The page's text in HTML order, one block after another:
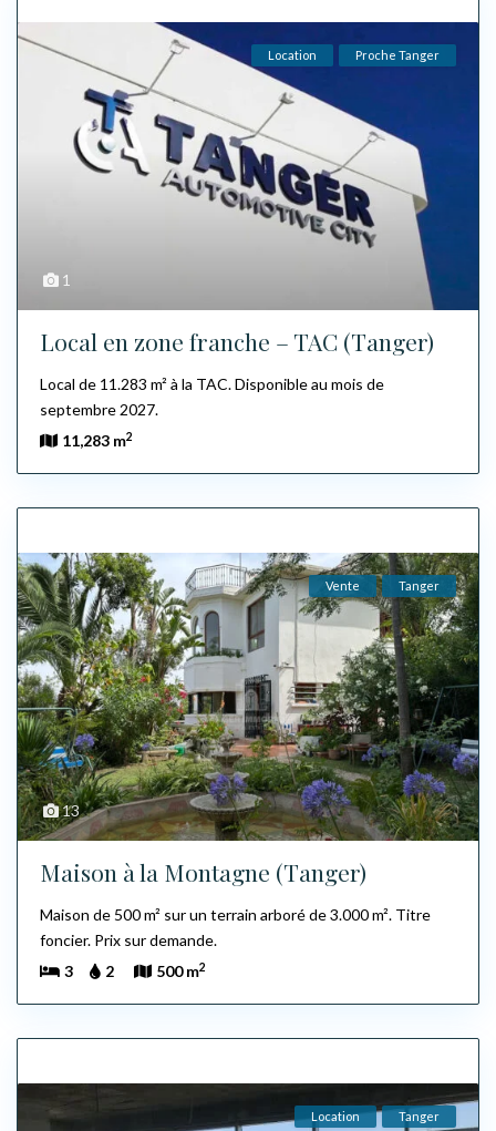
1
Location Proche Tanger
Local en zone franche – TAC (Tanger)
Local de 11.283 m² à la TAC. Disponible au mois de
septembre 2027.
11,283 m2
13
Vente Tanger
Maison à la Montagne (Tanger)
Maison de 500 m² sur un terrain arboré de 3.000 m². Titre
foncier. Prix sur demande.
3
2 500 m2
Location Tanger